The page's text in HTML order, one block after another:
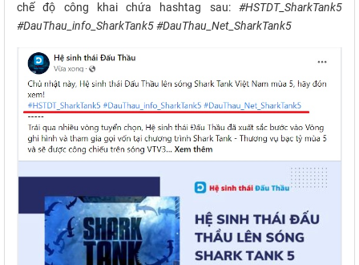
chế độ công khai chứa hashtag sau: #HSTDT_SharkTank5
#DauThau_info_SharkTank5 #DauThau_Net_SharkTank5